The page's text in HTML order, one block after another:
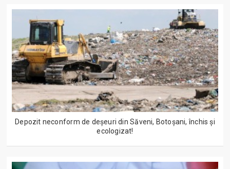
Depozit neconform de deșeuri din Săveni, Botoșani, închis și
ecologizat!